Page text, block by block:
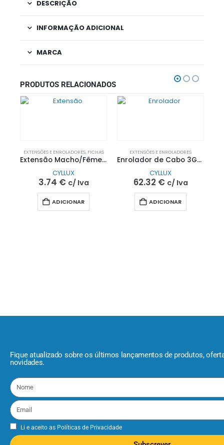
DESCRIÇÃO
INFORMAÇÃO ADICIONAL
MARCA
PRODUTOS RELACIONADOS
EXTENSÕES E ENROLADORES, FICHAS
Extensão Macho/Fêmea S/Terra 6A 250V~ 5M| CYLLUX
CYLLUX
3.74 € c/ Iva
ADICIONAR
EXTENSÕES E ENROLADORES
Enrolador de Cabo 3G2.5 20Metros| CYLLUX
CYLLUX
62.32 € c/ Iva
ADICIONAR
Fique atualizado sobre os últimos lançamentos de produtos,
novidades.
Li e aceito as Políticas de Privacidade